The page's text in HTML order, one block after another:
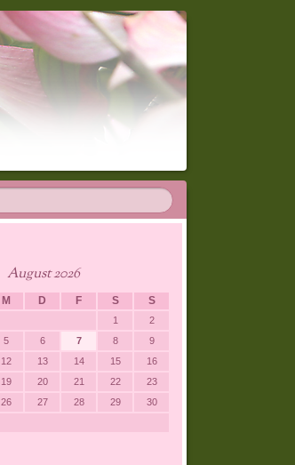
August 2026
M D F S S
1
2
5 6 7 8
9
12 13 14 15
16
19 20 21 22
23
26 27 28 29
30